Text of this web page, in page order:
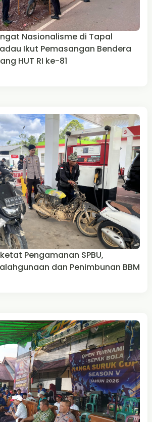
Nasionalisme di Tapal
Ikut Pemasangan Bendera
HUT RI ke-81
Pengamanan SPBU,
dan Penimbunan BBM